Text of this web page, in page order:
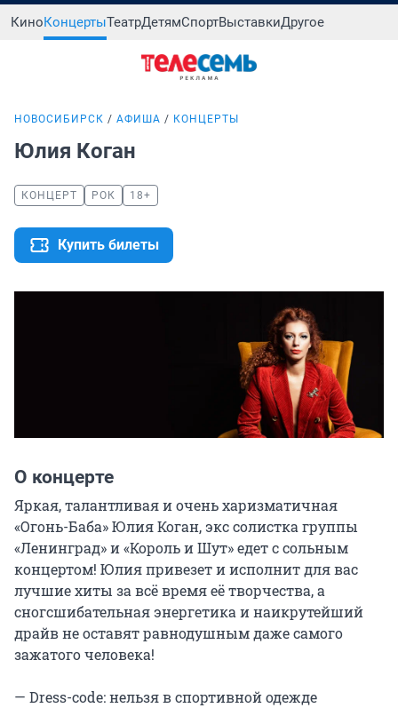
КиноКонцертыТеатрДетямСпортВыставкиДругое
НОВОСИБИРСК АФИША КОНЦЕРТЫ
Юлия Коган
КОНЦЕРТ РОК 18+
Купить билеты
О концерте
Яркая, талантливая и очень харизматичная
«Огонь-Баба» Юлия Коган, экс солистка группы
«Ленинград» и «Король и Шут» едет с сольным
концертом! Юлия привезет и исполнит для вас
лучшие хиты за всё время её творчества, а
сногсшибательная энергетика и наикрутейший
драйв не оставят равнодушным даже самого
зажатого человека!
— Dress-code: нельзя в спортивной одежде